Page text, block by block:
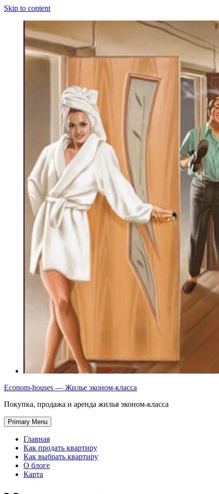
Skip to content
Econom-houses — Жилье эконом-класса
Покупка, продажа и аренда жилья эконом-класса
Primary Menu
Главная
Как продать квартиру
Как выбрать квартиру
О блоге
Карта